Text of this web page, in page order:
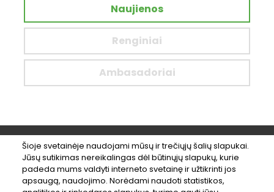
Naujienos
Renginiai
Ambasadoriai
#LikeBikeKaunas
Šioje svetainėje naudojami mūsų ir trečiųjų šalių slapukai.
Jūsų sutikimas nereikalingas dėl būtinųjų slapukų, kurie
padeda mums valdyti interneto svetainę ir užtikrinti jos
apsaugą, naudojimo. Norėdami naudoti statistikos,